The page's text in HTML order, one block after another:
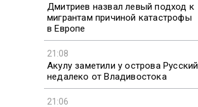
Дмитриев назвал левый подход к
мигрантам причиной катастрофы
в Европе
21:08
Акулу заметили у острова Русский
недалеко от Владивостока
21:06